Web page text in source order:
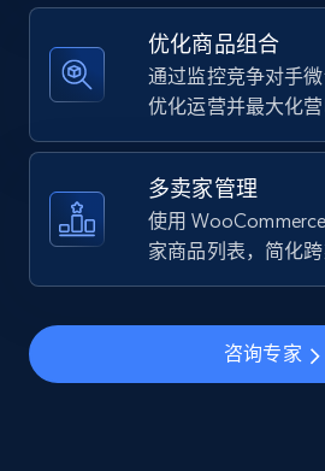
5.6K+ 875+
URL, Final price, Sku, Currency,
Specifications, Image urls, Top
more.
优化商品组合
通过监控竞争对手
优化运营并最大化营
多卖家管理
使用
家商品列表，简化跨
咨询专家